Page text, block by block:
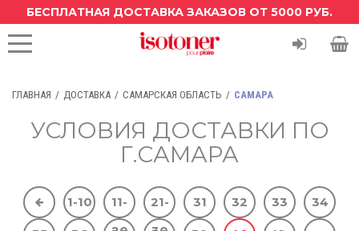
БЕСПЛАТНАЯ ДОСТАВКА ЗАКАЗОВ ОТ 5000 РУБ.
ГЛАВНАЯ ДОСТАВКА САМАРСКАЯ ОБЛАСТЬ САМАРА
УСЛОВИЯ ДОСТАВКИ ПО
Г.САМАРА
1-10
11-
21-
31 32 33 34